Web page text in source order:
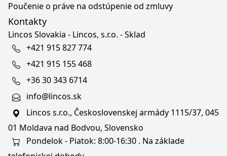
Poučenie o práve na odstúpenie od zmluvy
Kontakty
Lincos Slovakia - Lincos, s.r.o. - Sklad
+421 915 827 774
+421 915 155 468
+36 30 343 6714
info@lincos.sk
Lincos s.r.o., Československej armády 1115/37, 045
01 Moldava nad Bodvou, Slovensko
Pondelok - Piatok: 8:00-16:30 . Na základe